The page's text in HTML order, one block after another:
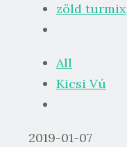
zöld turmix
All
Kicsi Vú
2019-01-07